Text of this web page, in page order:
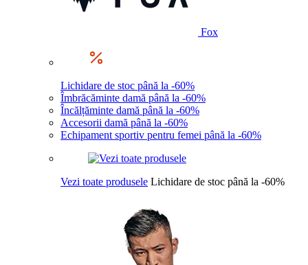
Fox
Lichidare de stoc până la -60%
Îmbrăcăminte damă până la -60%
Încălțăminte damă până la -60%
Accesorii damă până la -60%
Echipament sportiv pentru femei până la -60%
Vezi toate produsele Lichidare de stoc până la -60%